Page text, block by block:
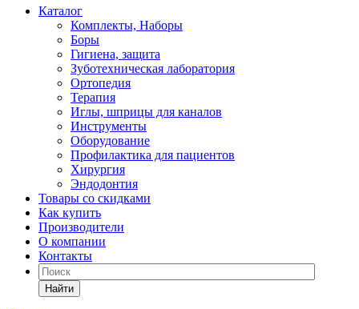
Каталог
Комплекты, Наборы
Боры
Гигиена, защита
Зуботехническая лаборатория
Ортопедия
Терапия
Иглы, шприцы для каналов
Инструменты
Оборудование
Профилактика для пациентов
Хирургия
Эндодонтия
Товары со скидками
Как купить
Производители
О компании
Контакты
Найти